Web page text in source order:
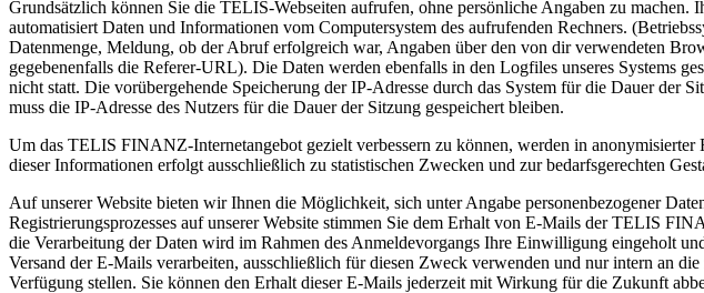
Grundsätzlich können Sie die TELIS-Webseiten aufrufen, ohne persönliche Angaben zu
automatisiert Daten und Informationen vom Computersystem des aufrufenden Rechners.
Datenmenge, Meldung, ob der Abruf erfolgreich war, Angaben über den von dir verwendeten
gegebenenfalls die Referer-URL). Die Daten werden ebenfalls in den Logfiles unseres Systems
nicht statt. Die vorübergehende Speicherung der IP-Adresse durch das System für die Dauer der
muss die IP-Adresse des Nutzers für die Dauer der Sitzung gespeichert bleiben.
Um das TELIS FINANZ-Internetangebot gezielt verbessern zu können, werden in
dieser Informationen erfolgt ausschließlich zu statistischen Zwecken und zur bedarfsgerechten
Auf unserer Website bieten wir Ihnen die Möglichkeit, sich unter Angabe personenbezogener
Registrierungsprozesses auf unserer Website stimmen Sie dem Erhalt von E-Mails der TELIS
die Verarbeitung der Daten wird im Rahmen des Anmeldevorgangs Ihre Einwilligung eingeholt
Versand der E-Mails verarbeiten, ausschließlich für diesen Zweck verwenden und nur intern an
Verfügung stellen. Sie können den Erhalt dieser E-Mails jederzeit mit Wirkung für die Zukunft